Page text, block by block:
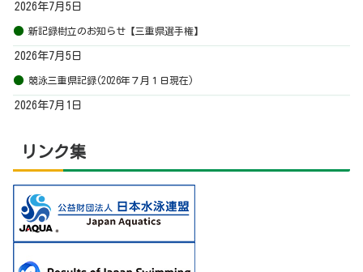
2026年7月5日
新記録樹立のお知らせ【三重県選手権】
2026年7月5日
競泳三重県記録(2026年７月１日現在)
2026年7月1日
リンク集